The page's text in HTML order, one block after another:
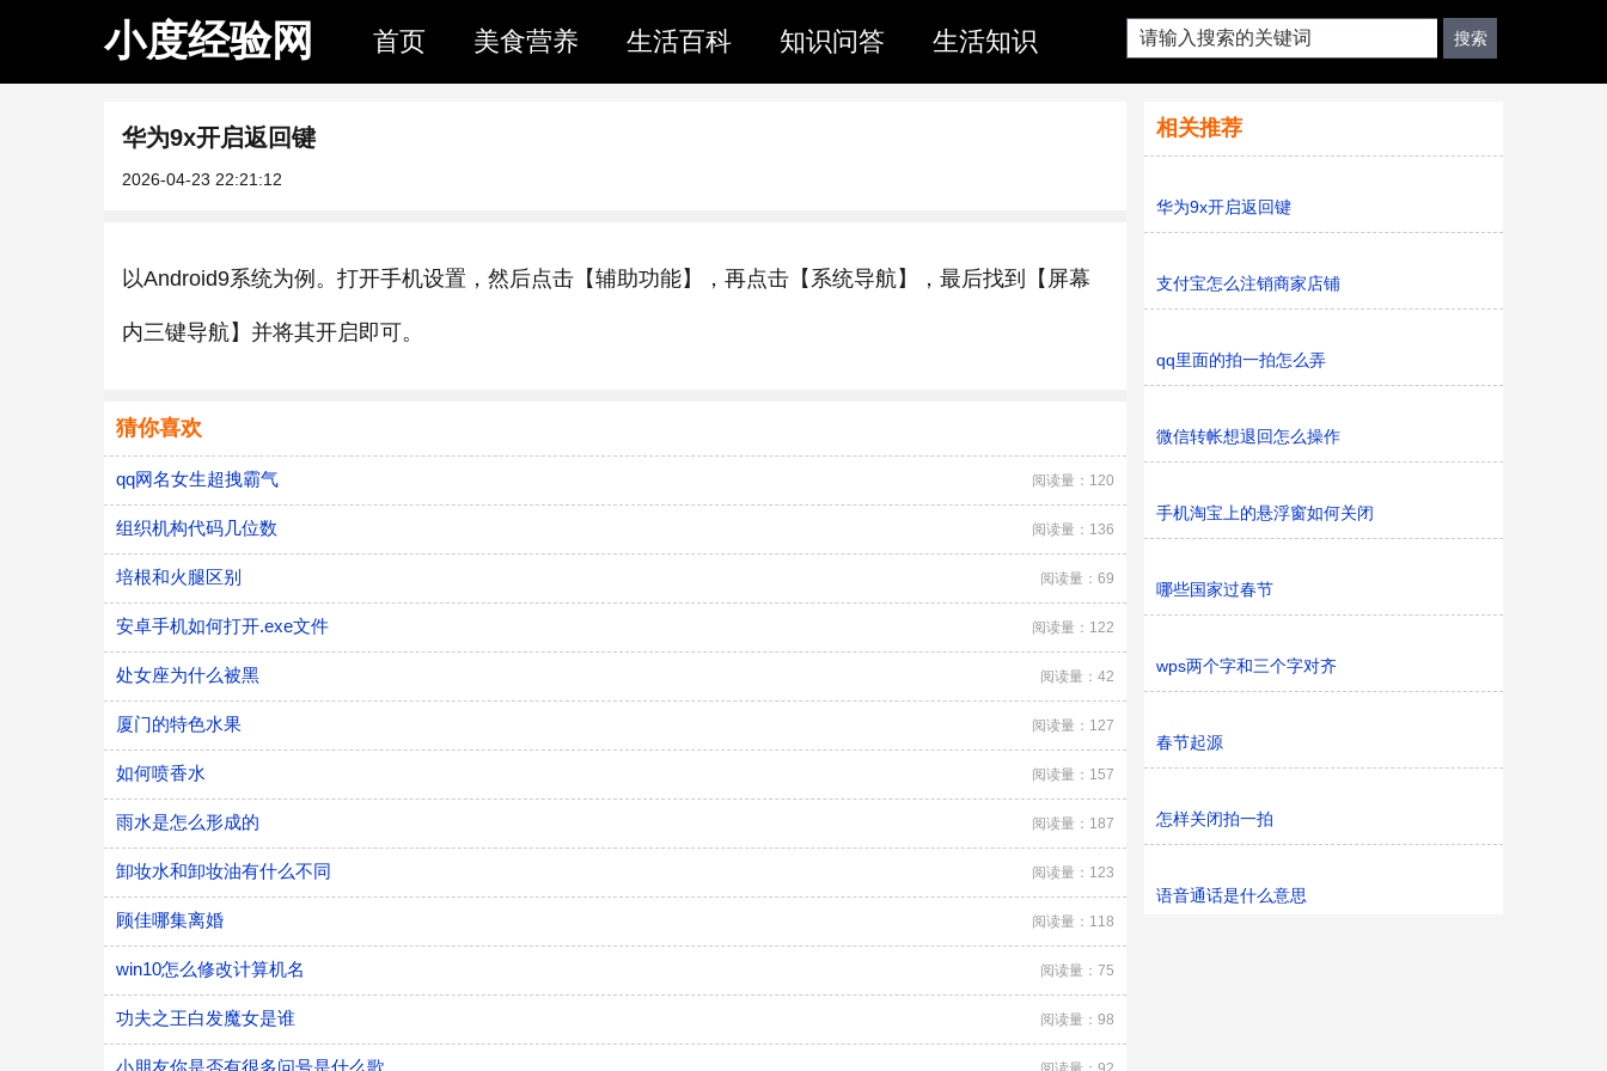
小度经验网 首页 美食营养 生活百科 知识问答 生活知识
华为9x开启返回键
2026-04-23 22:21:12
以Android9系统为例。打开手机设置，然后点击【辅助功能】，再点击【系统导航】，最后找到【屏幕
内三键导航】并将其开启即可。
猜你喜欢
qq网名女生超拽霸气 阅读量：120
组织机构代码几位数 阅读量：136
培根和火腿区别 阅读量：69
安卓手机如何打开.exe文件 阅读量：122
处女座为什么被黑 阅读量：42
厦门的特色水果 阅读量：127
如何喷香水 阅读量：157
雨水是怎么形成的 阅读量：187
卸妆水和卸妆油有什么不同 阅读量：123
顾佳哪集离婚 阅读量：118
win10怎么修改计算机名 阅读量：75
功夫之王白发魔女是谁 阅读量：98
小朋友你是否有很多问号是什么歌
相关推荐
华为9x开启返回键
支付宝怎么注销商家店铺
qq里面的拍一拍怎么弄
微信转帐想退回怎么操作
手机淘宝上的悬浮窗如何关闭
哪些国家过春节
wps两个字和三个字对齐
春节起源
怎样关闭拍一拍
语音通话是什么意思